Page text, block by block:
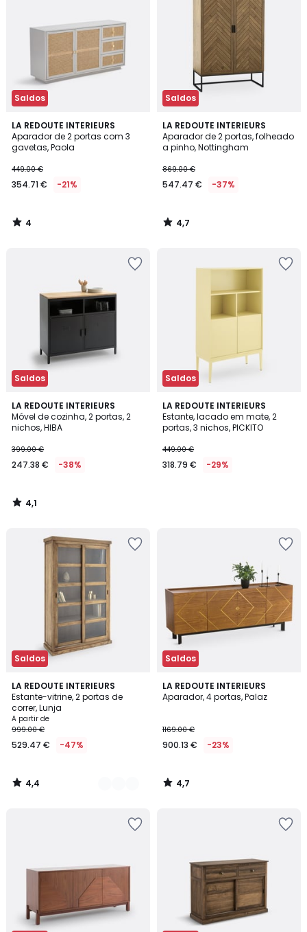
Saldos
LA REDOUTE INTERIEURS
Aparador de 2 portas com 3
gavetas, Paola
449.00 €
354.71 € -21%
4
/
5
4
/
Saldos
LA REDOUTE INTERIEURS
Aparador de 2 portas, folheado
a pinho, Nottingham
869.00 €
547.47 € -37%
4,7
/ 5
4,7
/
Saldos
LA REDOUTE INTERIEURS
Móvel de cozinha, 2 portas, 2
nichos, HIBA
399.00 €
247.38 € -38%
4,1
/ 5
4,1
/
Saldos
LA REDOUTE INTERIEURS
Estante, lacado em mate, 2
portas, 3 nichos, PICKITO
449.00 €
318.79 € -29%
Saldos
LA REDOUTE INTERIEURS
Estante-vitrine, 2 portas de
correr, Lunja
A partir de
999.00 €
529.47 € -47%
4,4
/ 5
2
Cores
4,4
/
Saldos
LA REDOUTE INTERIEURS
Aparador, 4 portas, Palaz
1169.00 €
900.13 € -23%
4,7
/ 5
4,7
/